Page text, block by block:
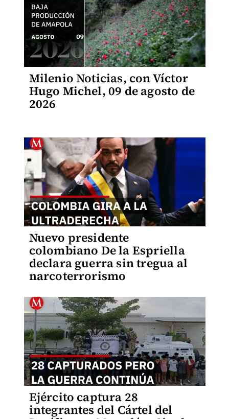
Milenio Noticias, con Víctor
Hugo Michel, 09 de agosto de
2026
Nuevo presidente
colombiano De la Espriella
declara guerra sin tregua al
narcoterrorismo
Ejército captura 28
integrantes del Cártel del